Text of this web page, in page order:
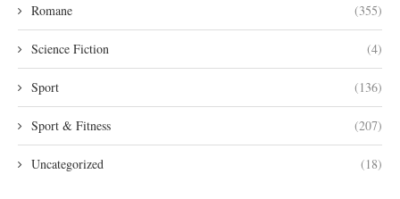
Romane (355)
Science Fiction (4)
Sport (136)
Sport & Fitness (207)
Uncategorized (18)